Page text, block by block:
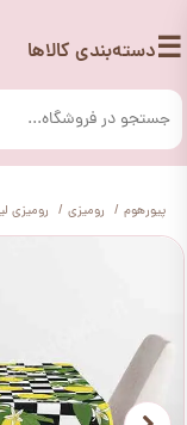
☰دسته‌بندی کالاها
پیورهوم رومیزی رومیزی